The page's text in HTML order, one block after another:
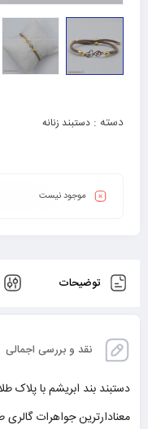
موجود نیست
دسته : دستبند زنانه
توضیحات
نقد و بررسی اجمالی
دستبند بند ابریشم با پلاک
معنادارترین جواهرات